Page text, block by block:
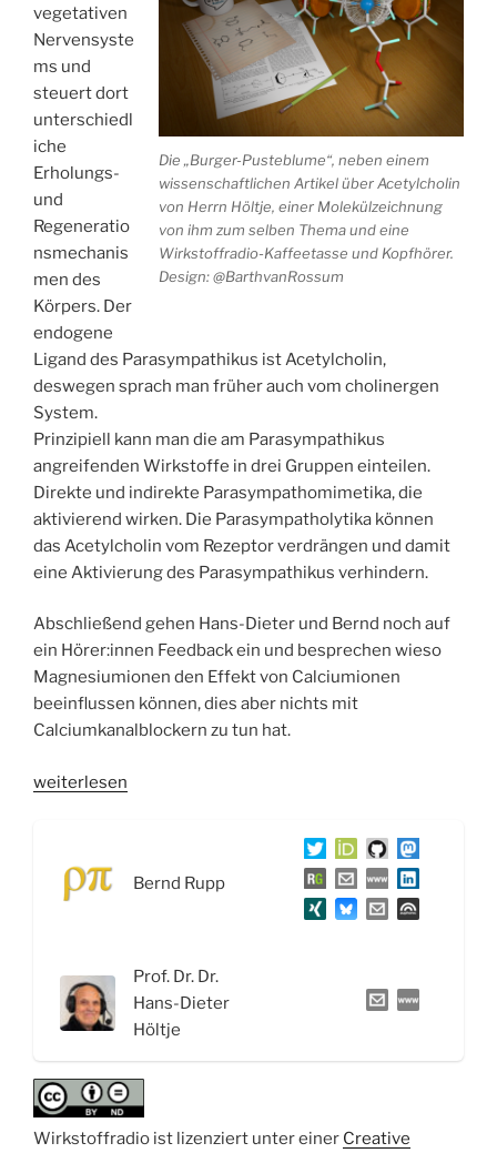
Die „Burger-Pusteblume“, neben einem
wissenschaftlichen Artikel über Acetylcholin
von Herrn Höltje, einer Molekülzeichnung
von ihm zum selben Thema und eine
Wirkstoffradio-Kaffeetasse und Kopfhörer.
Design:@BarthvanRossum
vegetativen
Nervensyste
ms und
steuert dort
unterschiedl
iche
Erholungs-
und
Regeneratio
nsmechanis
men des
Körpers. Der
endogene
Ligand des Parasympathikus ist Acetylcholin,
deswegen sprach man früher auch vom cholinergen
System.
Prinzipiell kann man die am Parasympathikus
angreifenden Wirkstoffe in drei Gruppen einteilen.
Direkte und indirekte Parasympathomimetika, die
aktivierend wirken. Die Parasympatholytika können
das Acetylcholin vom Rezeptor verdrängen und damit
eine Aktivierung des Parasympathikus verhindern.
Abschließend gehen Hans-Dieter und Bernd noch auf
ein Hörer:innen Feedback ein und besprechen wieso
Magnesiumionen den Effekt von Calciumionen
beeinflussen können, dies aber nichts mit
Calciumkanalblockern zu tun hat.
„WSR051
„Schwiegermuttergift““
weiterlesen
Bernd Rupp
Prof. Dr. Dr.
Hans-Dieter
Höltje
Wirkstoffradio ist lizenziert unter einer Creative